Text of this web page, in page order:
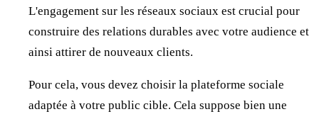
L'engagement sur les réseaux sociaux est crucial pour
construire des relations durables avec votre audience et
ainsi attirer de nouveaux clients.
Pour cela, vous devez choisir la plateforme sociale
adaptée à votre public cible. Cela suppose bien une